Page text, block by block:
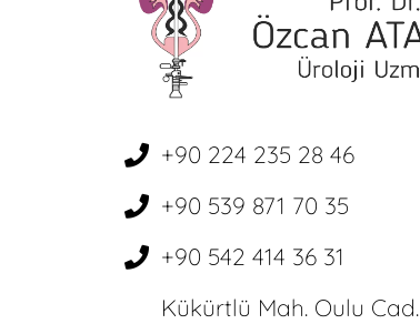
+90 224 235 28 46
+90 539 871 70 35
+90 542 414 36 31
Kükürtlü Mah. Oulu Cad.